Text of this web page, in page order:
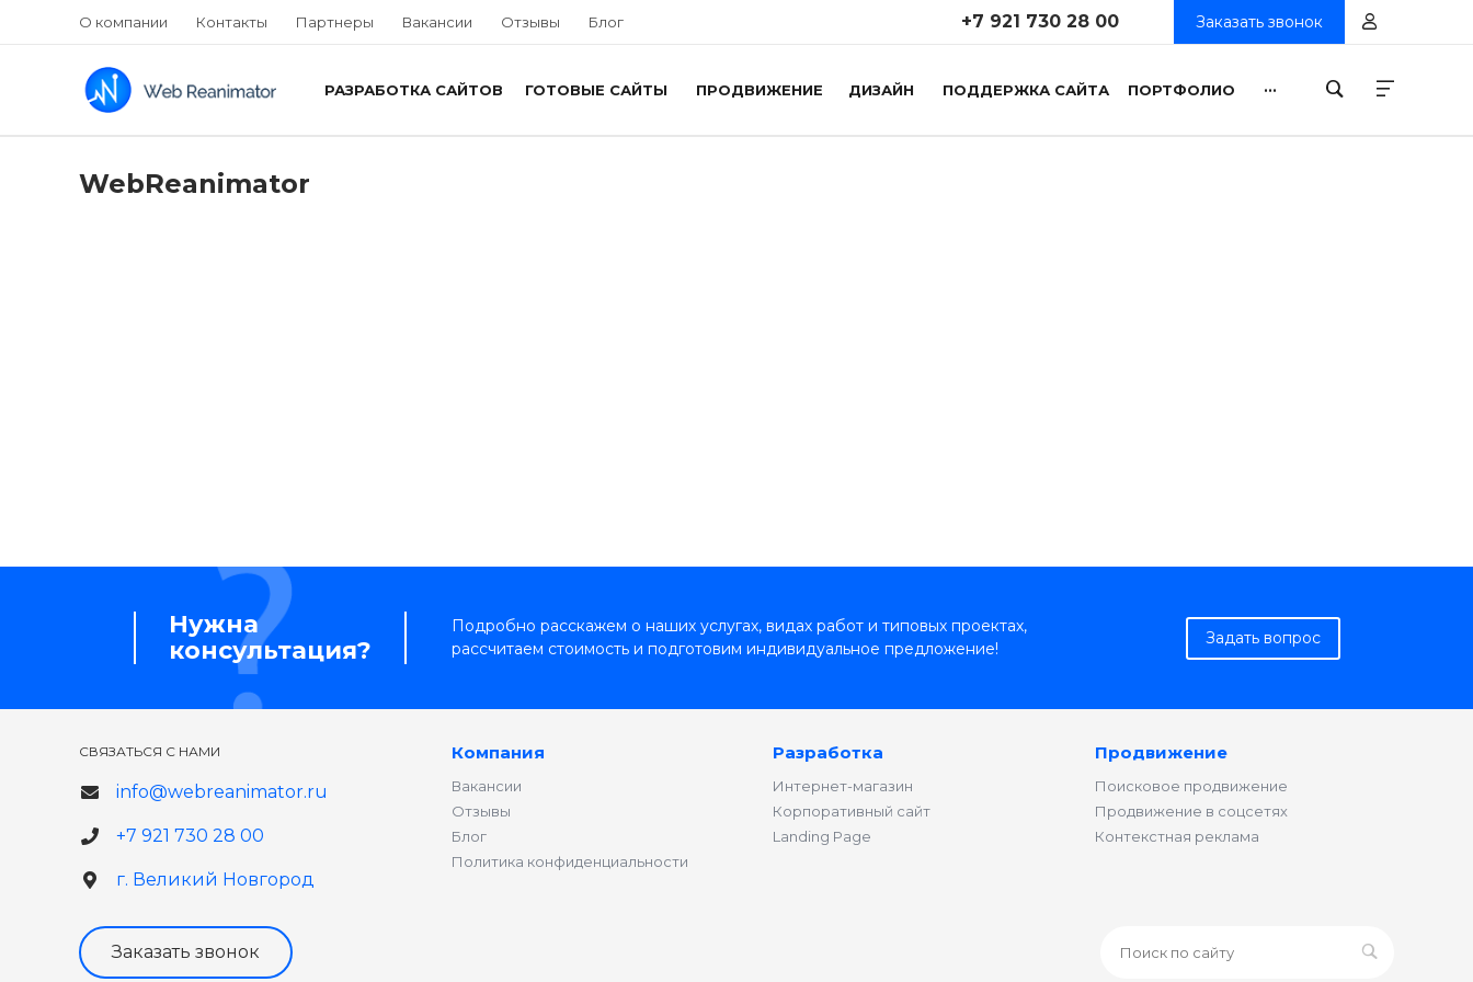
О компании Контакты Партнеры Вакансии Отзывы Блог +7 921 730 28 00 Заказать звонок
РАЗРАБОТКА САЙТОВ ГОТОВЫЕ САЙТЫ ПРОДВИЖЕНИЕ ДИЗАЙН ПОДДЕРЖКА САЙТА ПОРТФОЛИО ...
WebReanimator
Нужна
консультация?
Подробно расскажем о наших услугах, видах работ и типовых проектах,
рассчитаем стоимость и подготовим индивидуальное предложение!
Задать вопрос
СВЯЗАТЬСЯ С НАМИ
info@webreanimator.ru
+7 921 730 28 00
г. Великий Новгород
Компания
Вакансии
Отзывы
Блог
Политика конфиденциальности
Разработка
Интернет-магазин
Корпоративный сайт
Landing Page
Продвижение
Поисковое продвижение
Продвижение в соцсетях
Контекстная реклама
Заказать звонок